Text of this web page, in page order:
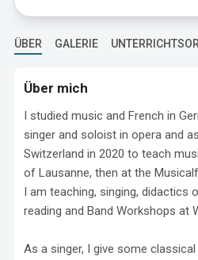
ÜBER GALERIE
Über mich
I studied music and French in
singer and soloist in opera and
Switzerland in 2020 to teach
of Lausanne, then at the
I am teaching, singing, didactics
reading and Band Workshops at
As a singer, I give some